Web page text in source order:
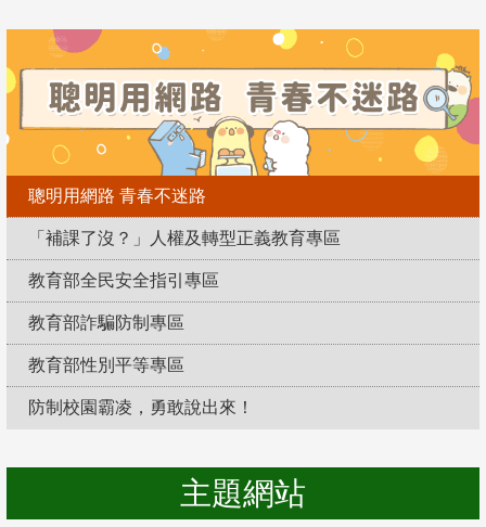
聰明用網路 青春不迷路
「補課了沒？」人權及轉型正義教育專區
教育部全民安全指引專區
教育部詐騙防制專區
教育部性別平等專區
防制校園霸凌，勇敢說出來！
主題網站